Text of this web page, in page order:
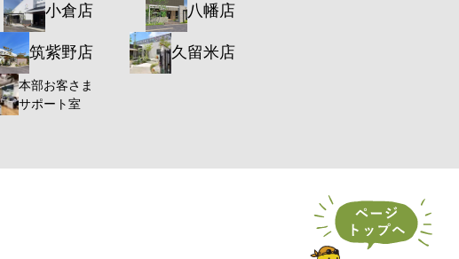
小倉店 八幡店
筑紫野店 久留米店
本部お客さま
サポート室